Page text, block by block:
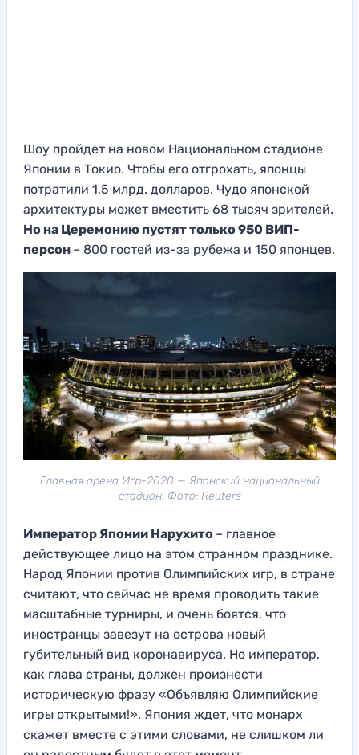
Шоу пройдет на новом Национальном стадионе
Японии в Токио. Чтобы его отгрохать, японцы
потратили 1,5 млрд. долларов. Чудо японской
архитектуры может вместить 68 тысяч зрителей.
Но на Церемонию пустят только 950 ВИП-
персон – 800 гостей из-за рубежа и 150 японцев.
Главная арена Игр-2020 — Японский национальный
стадион. Фото: Reuters
Император Японии Нарухито – главное
действующее лицо на этом странном празднике.
Народ Японии против Олимпийских игр, в стране
считают, что сейчас не время проводить такие
масштабные турниры, и очень боятся, что
иностранцы завезут на острова новый
губительный вид коронавируса. Но император,
как глава страны, должен произнести
историческую фразу «Объявляю Олимпийские
игры открытыми!». Япония ждет, что монарх
скажет вместе с этими словами, не слишком ли